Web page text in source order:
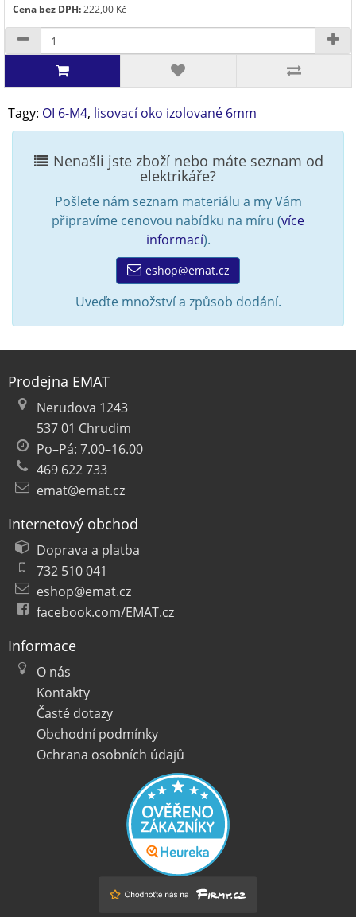
Cena bez DPH:222,00 Kč
Tagy: OI 6-M4, lisovací oko izolované 6mm
Nenašli jste zboží nebo máte seznam od
elektrikáře?
Pošlete nám seznam materiálu a my Vám
připravíme cenovou nabídku na míru (více
informací).
eshop@emat.cz
Uveďte množství a způsob dodání.
Prodejna EMAT
Nerudova 1243
537 01 Chrudim
Po–Pá: 7.00–16.00
469 622 733
emat@emat.cz
Internetový obchod
Doprava a platba
732 510 041
eshop@emat.cz
facebook.com/EMAT.cz
Informace
O nás
Kontakty
Časté dotazy
Obchodní podmínky
Ochrana osobních údajů